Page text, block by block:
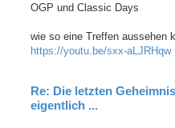
OGP und Classic Days
wie so eine Treffen aussehen
https://youtu.be/sxx-aLJRHqw
Re: Die letzten
eigentlich ...